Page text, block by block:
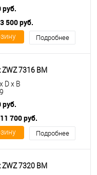
руб.
500 руб.
Подробнее
7316 BM
D x B
руб.
700 руб.
Подробнее
7320 BM